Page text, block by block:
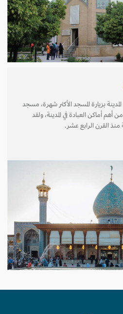
بزيارة المسجد الأكثر شهرة، مسجد
أماكن العبادة في المدينة، ولقد
القرن الرابع عشر.